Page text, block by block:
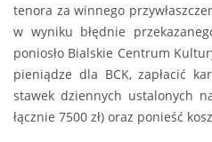
tenora za winnego
w wyniku błędnie
poniosło Bialskie Centrum
pieniądze dla BCK, zapłacić
stawek dziennych ustalonych
łącznie 7500 zł) oraz ponieść